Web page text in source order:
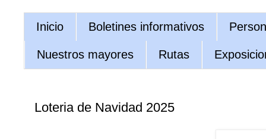
Inicio Boletines informativos
Nuestros mayores Rutas
Loteria de Navidad 2025